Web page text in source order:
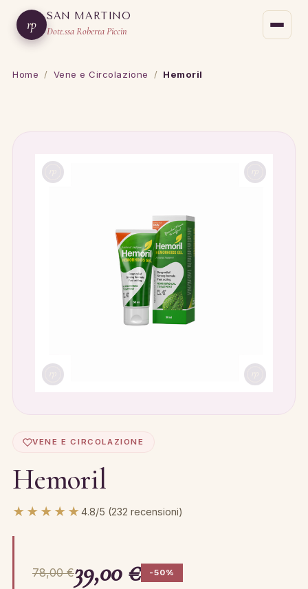
rp
SAN MARTINO
Dott.ssa Roberta Piccin
Home / Vene e Circolazione / Hemoril
VENE E CIRCOLAZIONE
Hemoril
★★★★★4.8/5 (232 recensioni)
78,00 €39,00 € -50%